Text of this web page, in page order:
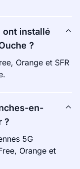
ont installé
?
Orange et SFR
en-
?
5G
Orange et